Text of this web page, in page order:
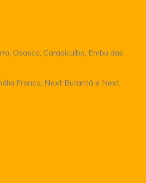
Osasco, Carapicuíba, Embu das
Franco, Next Butantã e Next